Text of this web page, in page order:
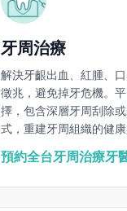
牙周治療
解決牙齦出血、紅腫、
徵兆，避免掉牙危機。
擇，包含深層牙周刮除
式，重建牙周組織的健康
預約全台牙周治療牙